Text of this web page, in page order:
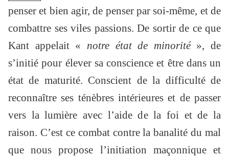
penser et bien agir, de penser par soi-même, et de
combattre ses viles passions. De sortir de ce que
Kant appelait « notre état de minorité», de
s’initié pour élever sa conscience et être dans un
état de maturité. Conscient de la difficulté de
reconnaître ses ténèbres intérieures et de passer
vers la lumière avec l’aide de la foi et de la
raison. C’est ce combat contre la banalité du mal
que nous propose l’initiation maçonnique et